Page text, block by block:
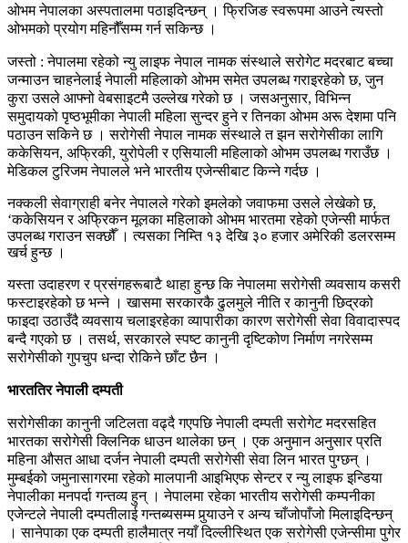
ओभम नेपालका अस्पतालमा पठाइदिन्छन् । फ्रिजिङ स्वरूपमा आउने त्यस्तो
ओभमको प्रयोग महिनौँसम्म गर्न सकिन्छ ।
जस्तो : नेपालमा रहेको न्यु लाइफ नेपाल नामक संस्थाले सरोगेट मदरबाट बच्चा
जन्माउन चाहनेलाई नेपाली महिलाको ओभम समेत उपलब्ध गराइरहेको छ, जुन
कुरा उसले आफ्नो वेबसाइटमै उल्लेख गरेको छ । जसअनुसार, विभिन्न
समुदायको पृष्ठभूमीका नेपाली महिला सुन्दर हुने र तिनका ओभम अरू देशमा पनि
पठाउन सकिने छ । सरोगेसी नेपाल नामक संस्थाले त झन सरोगेसीका लागि
ककेसियन, अफ्रिकी, युरोपेली र एसियाली महिलाको ओभम उपलब्ध गराउँछ ।
मेडिकल टुरिजम नेपालले भने भारतीय एजेन्सीबाट किन्ने गर्दछ ।
नक्कली सेवाग्राही बनेर नेपालले गरेको इमलेको जवाफमा उसले लेखेको छ,
‘ककेसियन र अफ्रिकन मूलका महिलाको ओभम भारतमा रहेको एजेन्सी मार्फत
उपलब्ध गराउन सक्छौँ । त्यसका निम्ति १३ देखि ३० हजार अमेरिकी डलरसम्म
खर्च हुन्छ ।
यस्ता उदाहरण र प्रसंगहरूबाटै थाहा हुन्छ कि नेपालमा सरोगेसी व्यवसाय कसरी
फस्टाइरहेको छ भन्ने । खासमा सरकारकै ढुलमुले नीति र कानुनी छिद्रको
फाइदा उठाउँदै व्यवसाय चलाइरहेका व्यापारीका कारण सरोगेसी सेवा विवादास्पद
बन्दै गएको छ । तसर्थ, सरकारले स्पष्ट कानुनी दृष्टिकोण निर्माण नगरेसम्म
सरोगेसीको गुपचुप धन्दा रोकिने छाँट छैन ।
भारततिर नेपाली दम्पती
सरोगेसीका कानुनी जटिलता वढ्दै गएपछि नेपाली दम्पती सरोगेट मदरसहित
भारतका सरोगेसी क्लिनिक धाउन थालेका छन् । एक अनुमान अनुसार प्रति
महिना औसत आधा दर्जन नेपाली दम्पती सरोगेसी सेवा लिन भारत पुग्छन् ।
मुम्बईको जमुनासागरमा रहेको मालपानी आइभिएफ सेन्टर र न्यु लाइफ इन्डिया
नेपालीका मनपर्दा गन्तव्य हुन् । नेपालमा रहेका भारतीय सरोगेसी कम्पनीका
एजेन्टले नेपाली दम्पतीलाई गन्तब्यसम्म पुर्‍याउने र अन्य चाँजोपाँजो मिलाइदिन्छन्
। सानेपाका एक दम्पती हालैमात्र नयाँ दिल्लीस्थित एक सरोगेसी एजेन्सीमा पुगेर